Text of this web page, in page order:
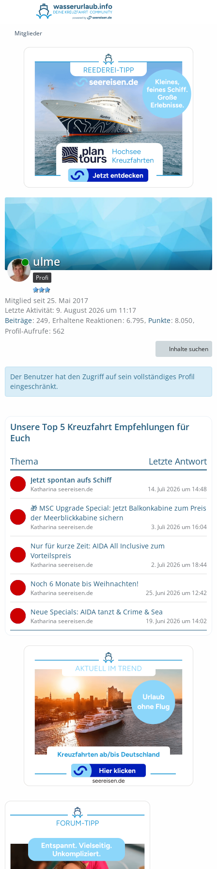
Mitglieder
Online ulme
Profi
Mitglied seit 25. Mai 2017
Letzte Aktivität: 9. August 2026 um 11:17
Beiträge 249 Erhaltene Reaktionen 6.795 Punkte 8.050
Profil-Aufrufe 562
Inhalte suchen
Der Benutzer hat den Zugriff auf sein vollständiges Profil
eingeschränkt.
Unsere Top 5 Kreuzfahrt Empfehlungen für
Euch
Thema
Letzte Antwort
Jetzt spontan aufs Schiff
Katharina seereisen.de 14. Juli 2026 um 14:48
🎁 MSC Upgrade Special: Jetzt Balkonkabine zum Preis
der Meerblickkabine sichern
Katharina seereisen.de 3. Juli 2026 um 16:04
Nur für kurze Zeit: AIDA All Inclusive zum
Vorteilspreis
Katharina seereisen.de 2. Juli 2026 um 18:44
Noch 6 Monate bis Weihnachten!
Katharina seereisen.de 25. Juni 2026 um 12:42
Neue Specials: AIDA tanzt & Crime & Sea
Katharina seereisen.de 19. Juni 2026 um 14:02